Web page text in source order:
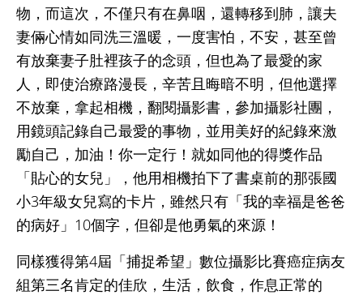
物，而這次，不僅只有在鼻咽，還轉移到肺，讓夫
妻倆心情如同洗三溫暖，一度害怕，不安，甚至曾
有放棄妻子肚裡孩子的念頭，但也為了最愛的家
人，即使治療路漫長，辛苦且晦暗不明，但他選擇
不放棄，拿起相機，翻閱攝影書，參加攝影社團，
用鏡頭記錄自己最愛的事物，並用美好的紀錄來激
勵自己，加油！你一定行！就如同他的得獎作品
「貼心的女兒」，他用相機拍下了書桌前的那張國
小3年級女兒寫的卡片，雖然只有「我的幸福是爸爸
的病好」10個字，但卻是他勇氣的來源！
同樣獲得第4屆「捕捉希望」數位攝影比賽癌症病友
組第三名肯定的佳欣，生活，飲食，作息正常的